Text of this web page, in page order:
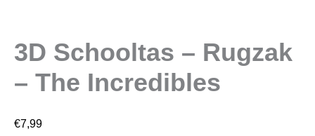
3D Schooltas – Rugzak
– The Incredibles
€7,99